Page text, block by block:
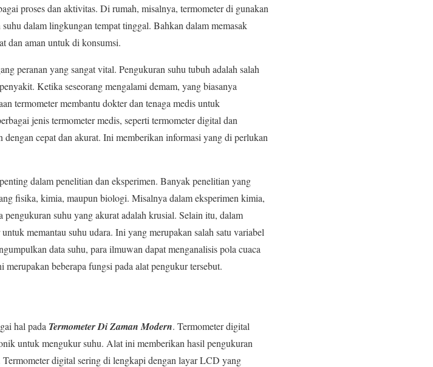
proses dan aktivitas. Di rumah, misalnya, termometer di gunakan
dalam lingkungan tempat tinggal. Bahkan dalam memasak
dan aman untuk di konsumsi.
peranan yang sangat vital. Pengukuran suhu tubuh adalah salah
Ketika seseorang mengalami demam, yang biasanya
termometer membantu dokter dan tenaga medis untuk
jenis termometer medis, seperti termometer digital dan
cepat dan akurat. Ini memberikan informasi yang di perlukan
dalam penelitian dan eksperimen. Banyak penelitian yang
fisika, kimia, maupun biologi. Misalnya dalam eksperimen kimia,
suhu yang akurat adalah krusial. Selain itu, dalam
memantau suhu udara. Ini yang merupakan salah satu variabel
data suhu, para ilmuwan dapat menganalisis pola cuaca
beberapa fungsi pada alat pengukur tersebut.
hal pada Termometer Di Zaman Modern. Termometer digital
untuk mengukur suhu. Alat ini memberikan hasil pengukuran
digital sering di lengkapi dengan layar LCD yang